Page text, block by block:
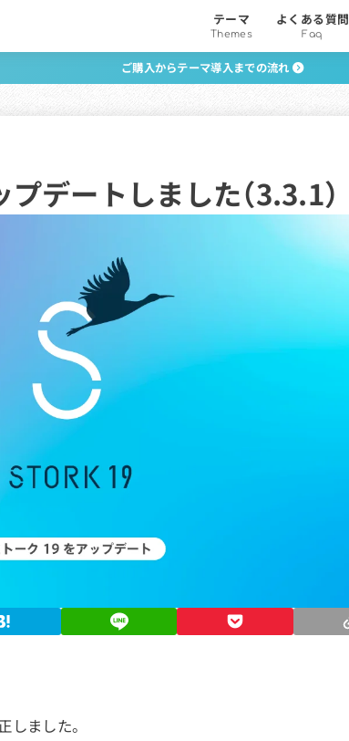
テーマ
Themes
よくある質問
Faq
ご購入からテーマ導入までの流れ
デートしました（3.3.1）
しました。